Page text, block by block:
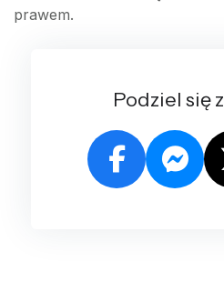
prawem.
Podziel się